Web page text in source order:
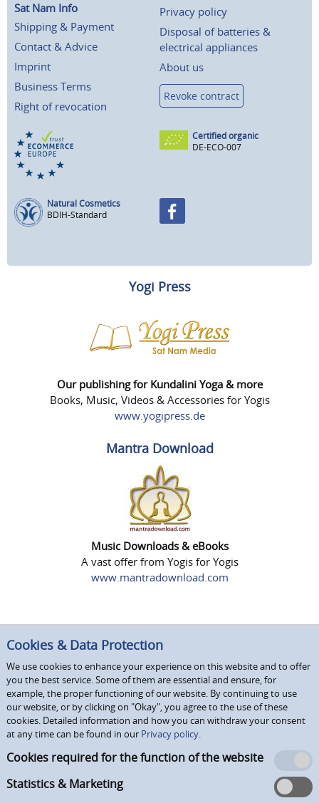
Sat Nam Info
Shipping & Payment
Contact & Advice
Imprint
Business Terms
Right of revocation
Privacy policy
Disposal of batteries &
electrical appliances
About us
Revoke contract
Certified organic
DE-ECO-007
Natural Cosmetics
BDIH-Standard
Yogi Press
Our publishing for Kundalini Yoga & more
Books, Music, Videos & Accessories for Yogis
www.yogipress.de
Mantra Download
Music Downloads & eBooks
A vast offer from Yogis for Yogis
www.mantradownload.com
Cookies & Data Protection
We use cookies to enhance your experience on this website and to offer
you the best service. Some of them are essential and ensure, for
example, the proper functioning of our website. By continuing to use
our website, or by clicking on "Okay", you agree to the use of these
cookies. Detailed information and how you can withdraw your consent
at any time can be found in our Privacy policy.
Cookies required for the function of the website
Statistics & Marketing